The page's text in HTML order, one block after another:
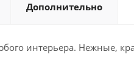
Дополнительно
интерьера. Нежные,